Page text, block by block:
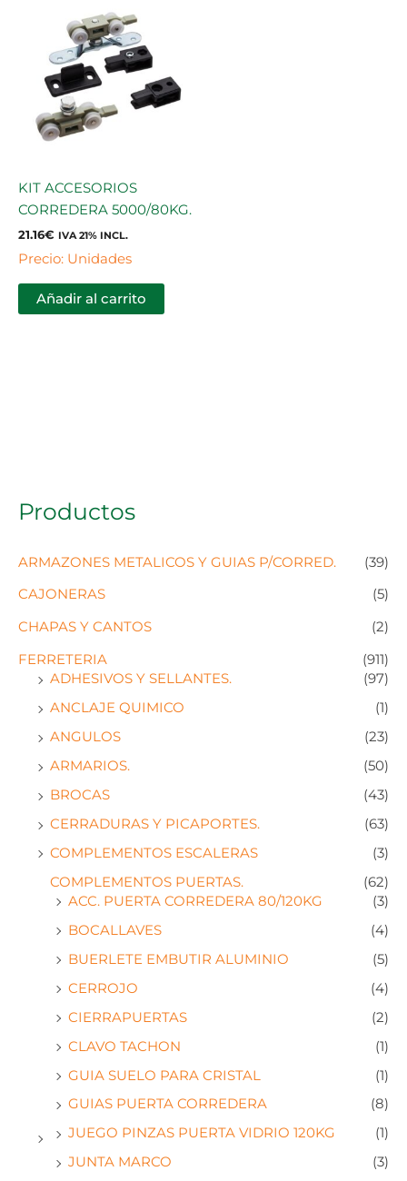
Productos
ARMAZONES METALICOS Y GUIAS P/CORRED.
(39)
CAJONERAS
(5)
CHAPAS Y CANTOS
(2)
FERRETERIA
(911)
ADHESIVOS Y SELLANTES.
(97)
ANCLAJE QUIMICO
(1)
ANGULOS
(23)
ARMARIOS.
(50)
BROCAS
(43)
CERRADURAS Y PICAPORTES.
(63)
COMPLEMENTOS ESCALERAS
(3)
COMPLEMENTOS PUERTAS.
(62)
ACC. PUERTA CORREDERA 80/120KG
(3)
BOCALLAVES
(4)
BUERLETE EMBUTIR ALUMINIO
(5)
CERROJO
(4)
CIERRAPUERTAS
(2)
CLAVO TACHON
(1)
GUIA SUELO PARA CRISTAL
(1)
GUIAS PUERTA CORREDERA
(8)
JUEGO PINZAS PUERTA VIDRIO 120KG
(1)
JUNTA MARCO
(3)
KIT ACCESORIOS
CORREDERA 5000/80KG.
21.16€ IVA 21% INCL.
Precio: Unidades
Añadir al carrito